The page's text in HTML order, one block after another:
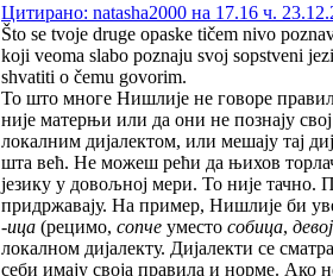
Цитирано: natasha2000 на 17.16 ч.
Što se tvoje druge opaske tičem nivo
koji veoma slabo poznaju svoj sopstveni
shvatiti o čemu govorim.
То што многе Нишлије не говоре
није матерњи или да они не познају
локалним дијалектом, или мешају тај
шта већ. Не можеш рећи да њихов
језику у довољној мери. То није тачно.
придржавају. На пример, Нишлије би
-ица (рецимо, сопче уместо собица,
локалном дијалекту. Дијалекти се
себи имају своја правила и норме. Ако